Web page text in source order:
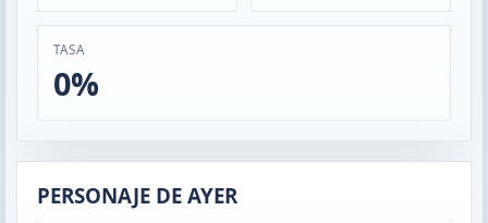
TASA
0%
PERSONAJE DE AYER